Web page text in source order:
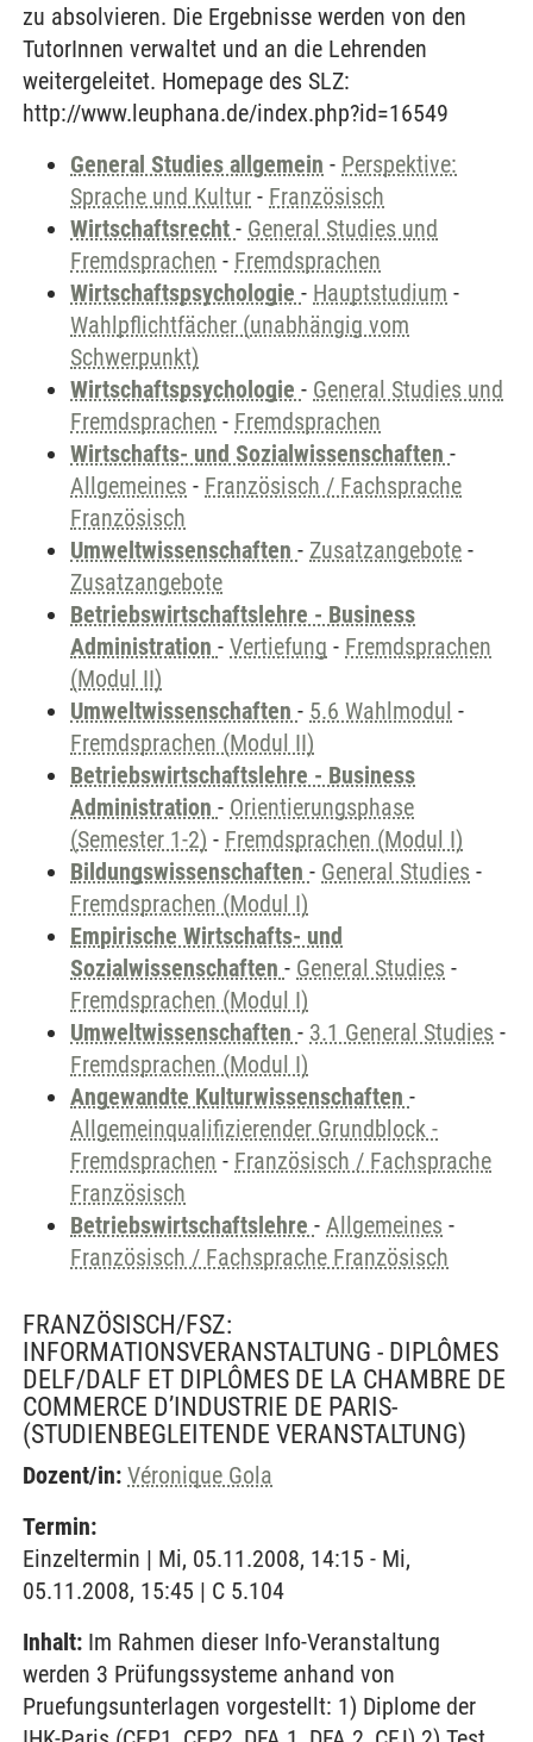
zu absolvieren. Die Ergebnisse werden von den
TutorInnen verwaltet und an die Lehrenden
weitergeleitet. Homepage des SLZ:
http://www.leuphana.de/index.php?id=16549
General Studies allgemein - Perspektive:
Sprache und Kultur - Französisch
Wirtschaftsrecht - General Studies und
Fremdsprachen - Fremdsprachen
Wirtschaftspsychologie - Hauptstudium -
Wahlpflichtfächer (unabhängig vom
Schwerpunkt)
Wirtschaftspsychologie - General Studies und
Fremdsprachen - Fremdsprachen
Wirtschafts- und Sozialwissenschaften -
Allgemeines - Französisch / Fachsprache
Französisch
Umweltwissenschaften - Zusatzangebote -
Zusatzangebote
Betriebswirtschaftslehre - Business
Administration - Vertiefung - Fremdsprachen
(Modul II)
Umweltwissenschaften - 5.6 Wahlmodul -
Fremdsprachen (Modul II)
Betriebswirtschaftslehre - Business
Administration - Orientierungsphase
(Semester 1-2) - Fremdsprachen (Modul I)
Bildungswissenschaften - General Studies -
Fremdsprachen (Modul I)
Empirische Wirtschafts- und
Sozialwissenschaften - General Studies -
Fremdsprachen (Modul I)
Umweltwissenschaften - 3.1 General Studies -
Fremdsprachen (Modul I)
Angewandte Kulturwissenschaften -
Allgemeinqualifizierender Grundblock -
Fremdsprachen - Französisch / Fachsprache
Französisch
Betriebswirtschaftslehre - Allgemeines -
Französisch / Fachsprache Französisch
FRANZÖSISCH/FSZ:
INFORMATIONSVERANSTALTUNG - DIPLÔMES
DELF/DALF ET DIPLÔMES DE LA CHAMBRE DE
COMMERCE D’INDUSTRIE DE PARIS-
(STUDIENBEGLEITENDE VERANSTALTUNG)
Dozent/in: Véronique Gola
Termin:
Einzeltermin | Mi, 05.11.2008, 14:15 - Mi,
05.11.2008, 15:45 | C 5.104
Inhalt: Im Rahmen dieser Info-Veranstaltung
werden 3 Prüfungssysteme anhand von
Pruefungsunterlagen vorgestellt: 1) Diplome der